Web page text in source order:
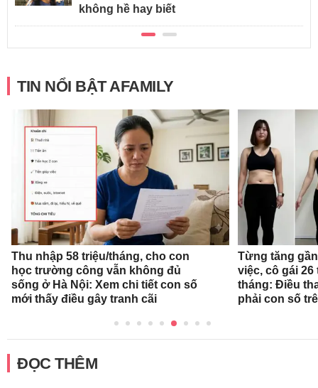
không hề hay biết
TIN NỔI BẬT AFAMILY
Thu nhập 58 triệu/tháng, cho con
học trường công vẫn không đủ
sống ở Hà Nội: Xem chi tiết con số
mới thấy điều gây tranh cãi
Từng tăng
việc, cô gái
tháng: Điều
phải con số
ĐỌC THÊM